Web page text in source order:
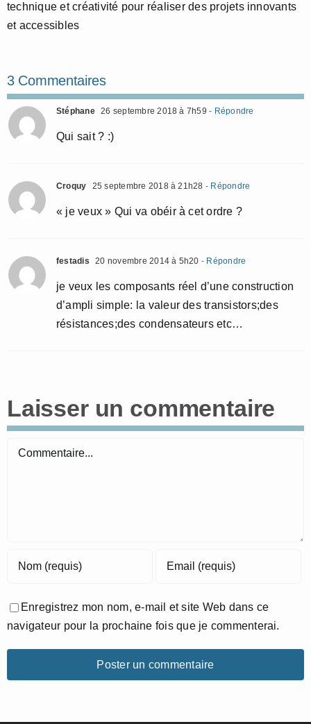
technique et créativité pour réaliser des projets innovants
et accessibles
3 Commentaires
Stéphane 26 septembre 2018 à 7h59 - Répondre
Qui sait ? :)
Croquy 25 septembre 2018 à 21h28 - Répondre
« je veux » Qui va obéir à cet ordre ?
festadis 20 novembre 2014 à 5h20 - Répondre
je veux les composants réel d’une construction
d’ampli simple: la valeur des transistors;des
résistances;des condensateurs etc…
Laisser un commentaire
Commentaire
Enregistrez mon nom, e-mail et site Web dans ce
navigateur pour la prochaine fois que je commenterai.